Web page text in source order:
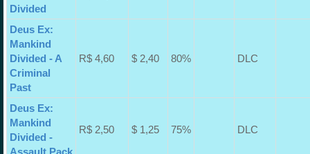
Divided
Deus Ex:
Mankind
Divided - A
Criminal
Past
R$ 4,60 $ 2,40 80% DLC
Deus Ex:
Mankind
Divided -
Assault Pack
R$ 2,50 $ 1,25 75% DLC